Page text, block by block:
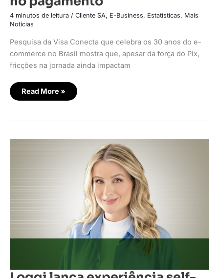
4 minutos de leitura / Cliente SA, E-Business, Estatísticas, Mais
Notícias
Pesquisa da Visa Conecta que celebra os 30 anos do e-
commerce no Brasil mostra que, apesar da força do Pix,
fricções na jornada ainda impactam
Read More »
Loggi